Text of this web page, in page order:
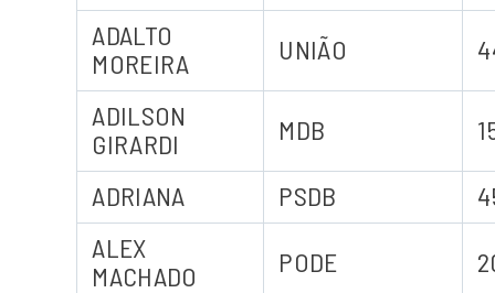
ADALTO
MOREIRA
UNIÃO
ADILSON
GIRARDI
MDB
ADRIANA PSDB
ALEX
MACHADO
PODE